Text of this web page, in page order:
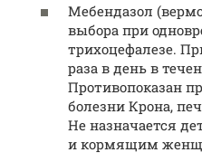
Мебендазол
выбора при
трихоцефалезе.
раза в день в
Противопоказан
болезни Крона,
Не назначается
и кормящим